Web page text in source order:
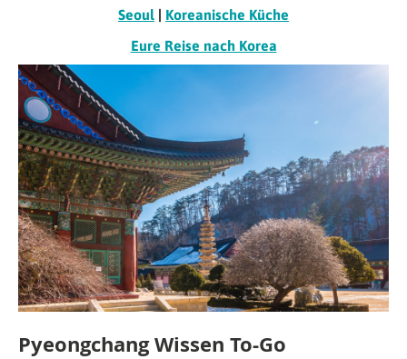
Seoul | Koreanische Küche
Eure Reise nach Korea
Pyeongchang Wissen To-Go